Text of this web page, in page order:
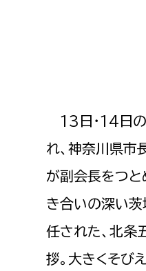
上下水道局
経営総務課
給排水業務課
水道整備課
下水道整備課
13日・14日の
れ、神奈川県市
が副会長をつと
き合いの深い茨
任された、北条
拶。大きくそび